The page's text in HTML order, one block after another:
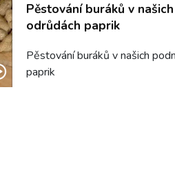
Pěstování buráků v
odrůdách paprik
Pěstování buráků v našich
paprik